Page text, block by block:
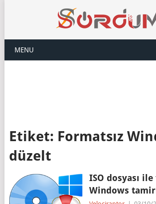
MENU
Etiket: Formatsız
düzelt
ISO dosyası
Windows